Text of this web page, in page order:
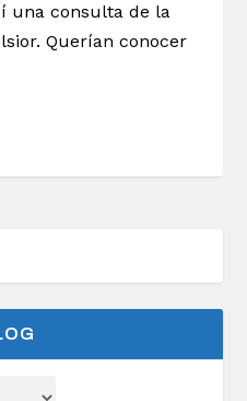
una consulta de la
Querían conocer